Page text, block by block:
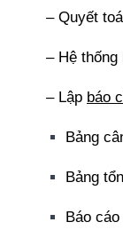
– Quyết
– Hệ
– Lập báo
Bảng
Bảng
Báo